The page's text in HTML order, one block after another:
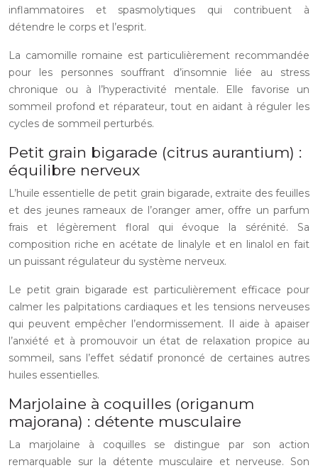
inflammatoires et spasmolytiques qui contribuent à
détendre le corps et l’esprit.
La camomille romaine est particulièrement recommandée
pour les personnes souffrant d’insomnie liée au stress
chronique ou à l’hyperactivité mentale. Elle favorise un
sommeil profond et réparateur, tout en aidant à réguler les
cycles de sommeil perturbés.
Petit grain bigarade (citrus aurantium) :
équilibre nerveux
L’huile essentielle de petit grain bigarade, extraite des feuilles
et des jeunes rameaux de l’oranger amer, offre un parfum
frais et légèrement floral qui évoque la sérénité. Sa
composition riche en acétate de linalyle et en linalol en fait
un puissant régulateur du système nerveux.
Le petit grain bigarade est particulièrement efficace pour
calmer les palpitations cardiaques et les tensions nerveuses
qui peuvent empêcher l’endormissement. Il aide à apaiser
l’anxiété et à promouvoir un état de relaxation propice au
sommeil, sans l’effet sédatif prononcé de certaines autres
huiles essentielles.
Marjolaine à coquilles (origanum
majorana) : détente musculaire
La marjolaine à coquilles se distingue par son action
remarquable sur la détente musculaire et nerveuse. Son